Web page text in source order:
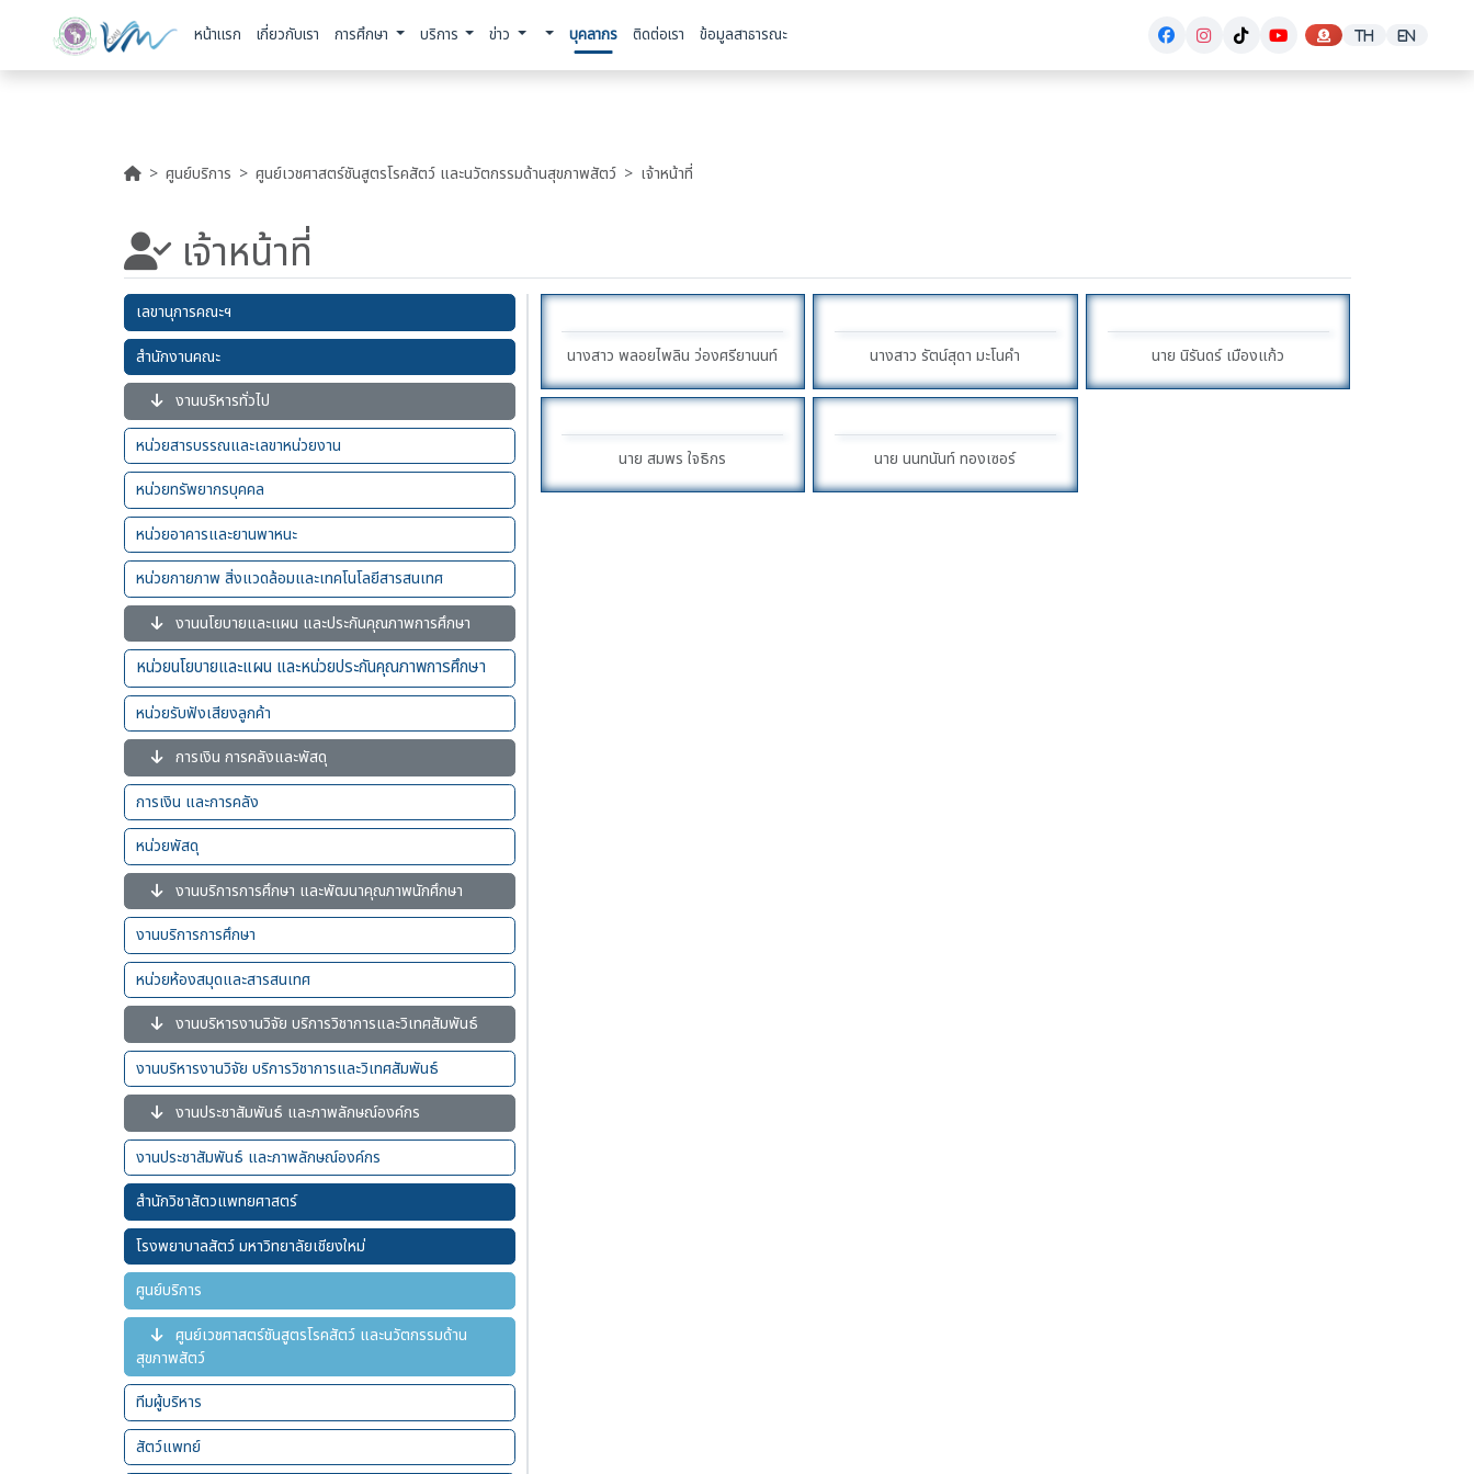
หน้าแรก เกี่ยวกับเรา การศึกษา บริการ ข่าว บุคลากร ติดต่อเรา ข้อมูลสาธารณะ
ศูนย์บริการ ศูนย์เวชศาสตร์ชันสูตรโรคสัตว์ และนวัตกรรมด้านสุขภาพสัตว์ เจ้าหน้าที่
เจ้าหน้าที่
เลขานุการคณะฯ
สำนักงานคณะ
งานบริหารทั่วไป
หน่วยสารบรรณและเลขาหน่วยงาน
หน่วยทรัพยากรบุคคล
หน่วยอาคารและยานพาหนะ
หน่วยกายภาพ สิ่งแวดล้อมและเทคโนโลยีสารสนเทศ
งานนโยบายและแผน และประกันคุณภาพการศึกษา
หน่วยนโยบายและแผน และหน่วยประกันคุณภาพการศึกษา
หน่วยรับฟังเสียงลูกค้า
การเงิน การคลังและพัสดุ
การเงิน และการคลัง
หน่วยพัสดุ
งานบริการการศึกษา และพัฒนาคุณภาพนักศึกษา
งานบริการการศึกษา
หน่วยห้องสมุดและสารสนเทศ
งานบริหารงานวิจัย บริการวิชาการและวิเทศสัมพันธ์
งานบริหารงานวิจัย บริการวิชาการและวิเทศสัมพันธ์
งานประชาสัมพันธ์ และภาพลักษณ์องค์กร
งานประชาสัมพันธ์ และภาพลักษณ์องค์กร
สำนักวิชาสัตวแพทยศาสตร์
โรงพยาบาลสัตว์ มหาวิทยาลัยเชียงใหม่
ศูนย์บริการ
ศูนย์เวชศาสตร์ชันสูตรโรคสัตว์ และนวัตกรรมด้าน
สุขภาพสัตว์
ทีมผู้บริหาร
สัตว์แพทย์
นางสาว พลอยไพลิน ว่องศรียานนท์ นางสาว รัตน์สุดา มะโนคำ นาย นิรันดร์ เมืองแก้ว
นาย สมพร ใจธิกร นาย นนทนันท์ ทองเซอร์